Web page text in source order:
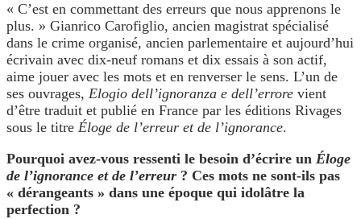
« C’est en commettant des erreurs que nous apprenons le
plus. » Gianrico Carofiglio, ancien magistrat spécialisé
dans le crime organisé, ancien parlementaire et aujourd’hui
écrivain avec dix-neuf romans et dix essais à son actif,
aime jouer avec les mots et en renverser le sens. L’un de
ses ouvrages, Elogio dell’ignoranza e dell’errore vient
d’être traduit et publié en France par les éditions Rivages
sous le titre Éloge de l’erreur et de l’ignorance.
Pourquoi avez-vous ressenti le besoin d’écrire un Éloge
de l’ignorance et de l’erreur ? Ces mots ne sont-ils pas
« dérangeants » dans une époque qui idolâtre la
perfection ?